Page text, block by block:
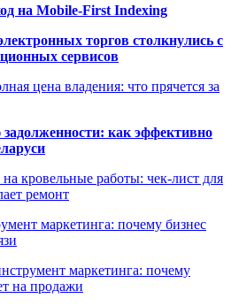
на Mobile-First Indexing
торгов столкнулись с
сервисов
цена владения: что прячется за
как эффективно
кровельные работы: чек-лист для
ремонт
маркетинга: почему бизнес
маркетинга: почему
на продажи